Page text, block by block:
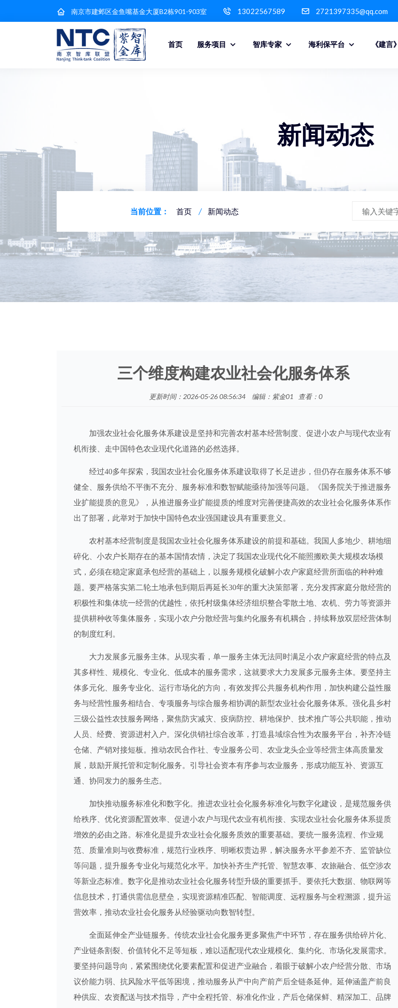
南京市建邺区金鱼嘴基金大厦B2栋901-903室 13022567589 2721397335@qq.com
首页 服务项目 智库专家 海利保平台 《建言》
新闻动态
当前位置： 首页 新闻动态
三个维度构建农业社会化服务体系
更新时间：2026-05-26 08:56:34 编辑：紫金01 查看： 0
加强农业社会化服务体系建设是坚持和完善农村基本经营制度、促进小农户与现代农业有
机衔接、走中国特色农业现代化道路的必然选择。
经过40多年探索，我国农业社会化服务体系建设取得了长足进步，但仍存在服务体系不够
健全、服务供给不平衡不充分、服务标准和数智赋能亟待加强等问题。《国务院关于推进服务
业扩能提质的意见》，从推进服务业扩能提质的维度对完善便捷高效的农业社会化服务体系作
出了部署，此举对于加快中国特色农业强国建设具有重要意义。
农村基本经营制度是我国农业社会化服务体系建设的前提和基础。我国人多地少、耕地细
碎化、小农户长期存在的基本国情农情，决定了我国农业现代化不能照搬欧美大规模农场模
式，必须在稳定家庭承包经营的基础上，以服务规模化破解小农户家庭经营所面临的种种难
题。要严格落实第二轮土地承包到期后再延长30年的重大决策部署，充分发挥家庭分散经营的
积极性和集体统一经营的优越性，依托村级集体经济组织整合零散土地、农机、劳力等资源并
提供耕种收等集体服务，实现小农户分散经营与集约化服务有机耦合，持续释放双层经营体制
的制度红利。
大力发展多元服务主体。从现实看，单一服务主体无法同时满足小农户家庭经营的特点及
其多样性、规模化、专业化、低成本的服务需求，这就要求大力发展多元服务主体。要坚持主
体多元化、服务专业化、运行市场化的方向，有效发挥公共服务机构作用，加快构建公益性服
务与经营性服务相结合、专项服务与综合服务相协调的新型农业社会化服务体系。强化县乡村
三级公益性农技服务网络，聚焦防灾减灾、疫病防控、耕地保护、技术推广等公共职能，推动
人员、经费、资源进村入户。深化供销社综合改革，打造县域综合性为农服务平台，补齐冷链
仓储、产销对接短板。推动农民合作社、专业服务公司、农业龙头企业等经营主体高质量发
展，鼓励开展托管和定制化服务。引导社会资本有序参与农业服务，形成功能互补、资源互
通、协同发力的服务生态。
加快推动服务标准化和数字化。推进农业社会化服务标准化与数字化建设，是规范服务供
给秩序、优化资源配置效率、促进小农户与现代农业有机衔接、实现农业社会化服务体系提质
增效的必由之路。标准化是提升农业社会化服务质效的重要基础。要统一服务流程、作业规
范、质量准则与收费标准，规范行业秩序、明晰权责边界，解决服务水平参差不齐、监管缺位
等问题，提升服务专业化与规范化水平。加快补齐生产托管、智慧农事、农旅融合、低空涉农
等新业态标准。数字化是推动农业社会化服务转型升级的重要抓手。要依托大数据、物联网等
信息技术，打通供需信息壁垒，实现资源精准匹配、智能调度、远程服务与全程溯源，提升运
营效率，推动农业社会化服务从经验驱动向数智转型。
全面延伸全产业链服务。传统农业社会化服务更多聚焦产中环节，存在服务供给碎片化、
产业链条割裂、价值转化不足等短板，难以适配现代农业规模化、集约化、市场化发展需求。
要坚持问题导向，紧紧围绕优化要素配置和促进产业融合，着眼于破解小农户经营分散、市场
议价能力弱、抗风险水平低等困境，推动服务从产中向产前产后全链条延伸。延伸涵盖产前良
种供应、农资配送与技术指导，产中全程托管、标准化作业，产后仓储保鲜、精深加工、品牌